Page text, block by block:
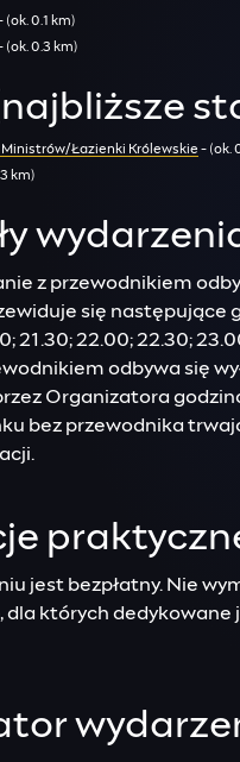
(ok. 0.1 km)
(ok. 0.3 km)
Ministrów/Łazienki Królewskie - (ok.
km)
z przewodnikiem
się następujące
21.30; 22.00; 22.30;
odbywa się
Organizatora
bez przewodnika
jest bezpłatny. Nie
dla których